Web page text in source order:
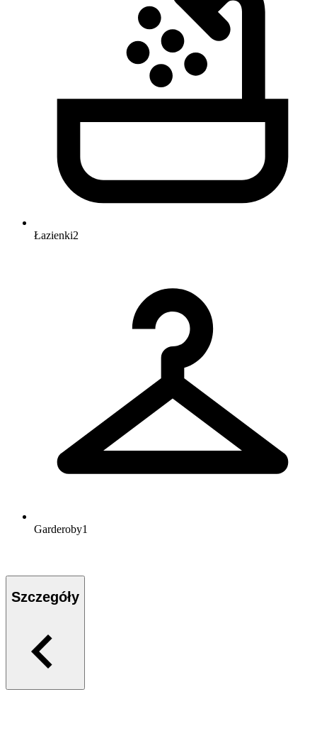
Łazienki2
Garderoby1
Szczegóły